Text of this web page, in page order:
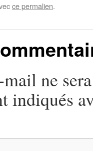
ce permalien.
ne
indiqués